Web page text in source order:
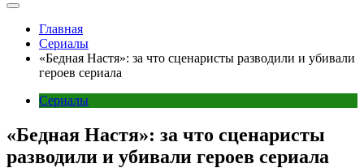
Главная
Сериалы
«Бедная Настя»: за что сценаристы разводили и убивали
героев сериала
Сериалы
«Бедная Настя»: за что сценаристы
разводили и убивали героев сериала